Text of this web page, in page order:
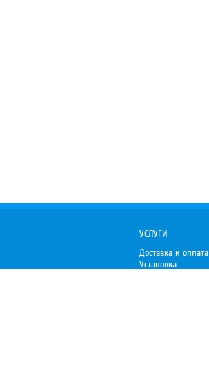
УСЛУГИ
Доставка и оплата
Установка